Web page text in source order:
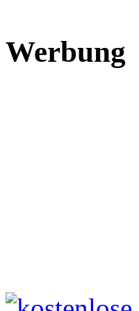
Werbung